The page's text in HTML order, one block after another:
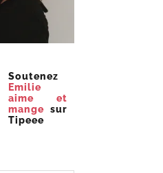
Soutenez
Emilie
aime et
mange sur
Tipeee